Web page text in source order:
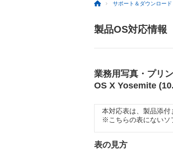
サポート＆ダウンロード
製品OS対応情報
業務用写真・プリ
OS X Yosemite
本対応表は、製品添付
※こちらの表にないソ
表の見方